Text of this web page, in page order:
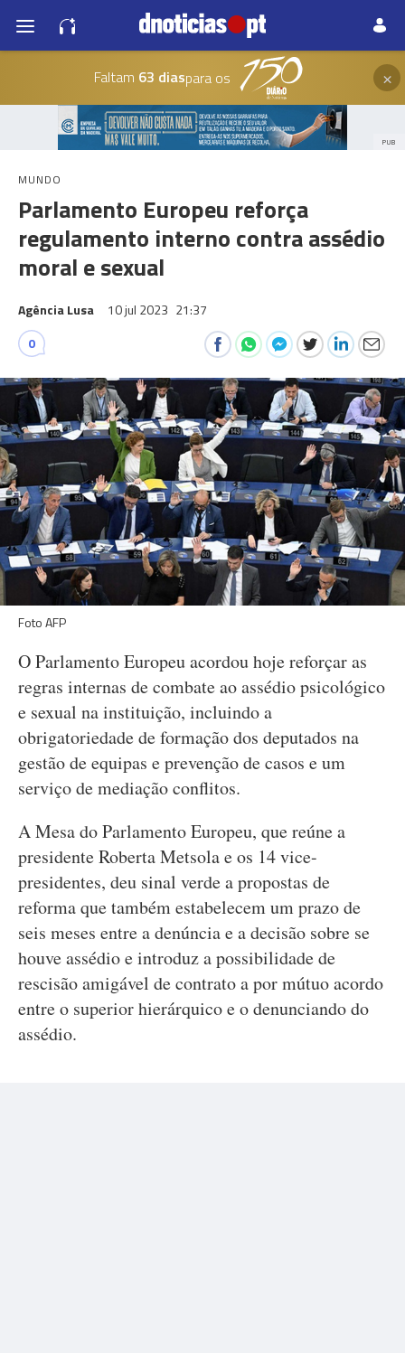
Faltam 63 diaspara os ×
PUB
MUNDO
Parlamento Europeu reforça
regulamento interno contra assédio
moral e sexual
Agência Lusa 10 jul 2023 21:37
0
Foto AFP
O Parlamento Europeu acordou hoje reforçar as
regras internas de combate ao assédio psicológico
e sexual na instituição, incluindo a
obrigatoriedade de formação dos deputados na
gestão de equipas e prevenção de casos e um
serviço de mediação conflitos.
A Mesa do Parlamento Europeu, que reúne a
presidente Roberta Metsola e os 14 vice-
presidentes, deu sinal verde a propostas de
reforma que também estabelecem um prazo de
seis meses entre a denúncia e a decisão sobre se
houve assédio e introduz a possibilidade de
rescisão amigável de contrato a por mútuo acordo
entre o superior hierárquico e o denunciando do
assédio.